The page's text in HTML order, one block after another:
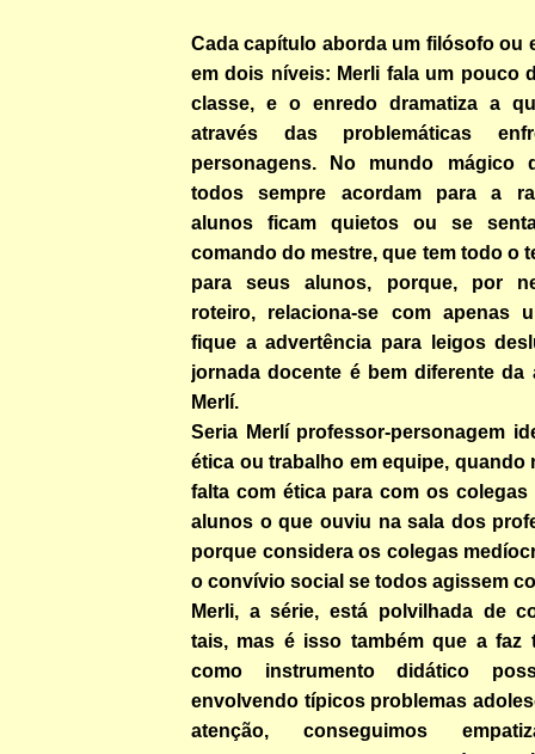
Cada capítulo aborda um filósofo ou
em dois níveis: Merli fala um pouco
classe, e o enredo dramatiza a
através das problemáticas
personagens. No mundo mágico
todos sempre acordam para a
alunos ficam quietos ou se
comando do mestre, que tem todo o
para seus alunos, porque, por
roteiro, relaciona-se com apenas
fique a advertência para leigos
jornada docente é bem diferente da
Merlí.
Seria Merlí professor-personagem
ética ou trabalho em equipe, quando
falta com ética para com os colegas
alunos o que ouviu na sala dos
porque considera os colegas
o convívio social se todos agissem
Merli, a série, está polvilhada de
tais, mas é isso também que a faz
como instrumento didático
envolvendo típicos problemas
atenção, conseguimos